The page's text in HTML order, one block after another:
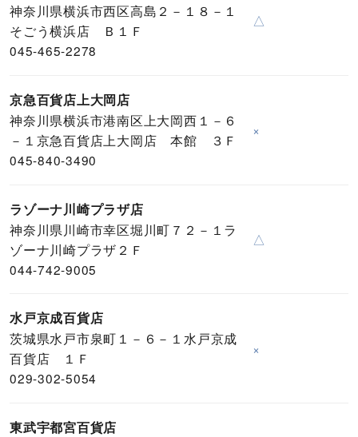
神奈川県横浜市西区高島２－１８－１
そごう横浜店 Ｂ１Ｆ
045-465-2278
△
京急百貨店上大岡店
神奈川県横浜市港南区上大岡西１－６
－１京急百貨店上大岡店 本館 ３Ｆ
045-840-3490
×
ラゾーナ川崎プラザ店
神奈川県川崎市幸区堀川町７２－１ラ
ゾーナ川崎プラザ２Ｆ
044-742-9005
△
水戸京成百貨店
茨城県水戸市泉町１－６－１水戸京成
百貨店 １Ｆ
029-302-5054
×
東武宇都宮百貨店